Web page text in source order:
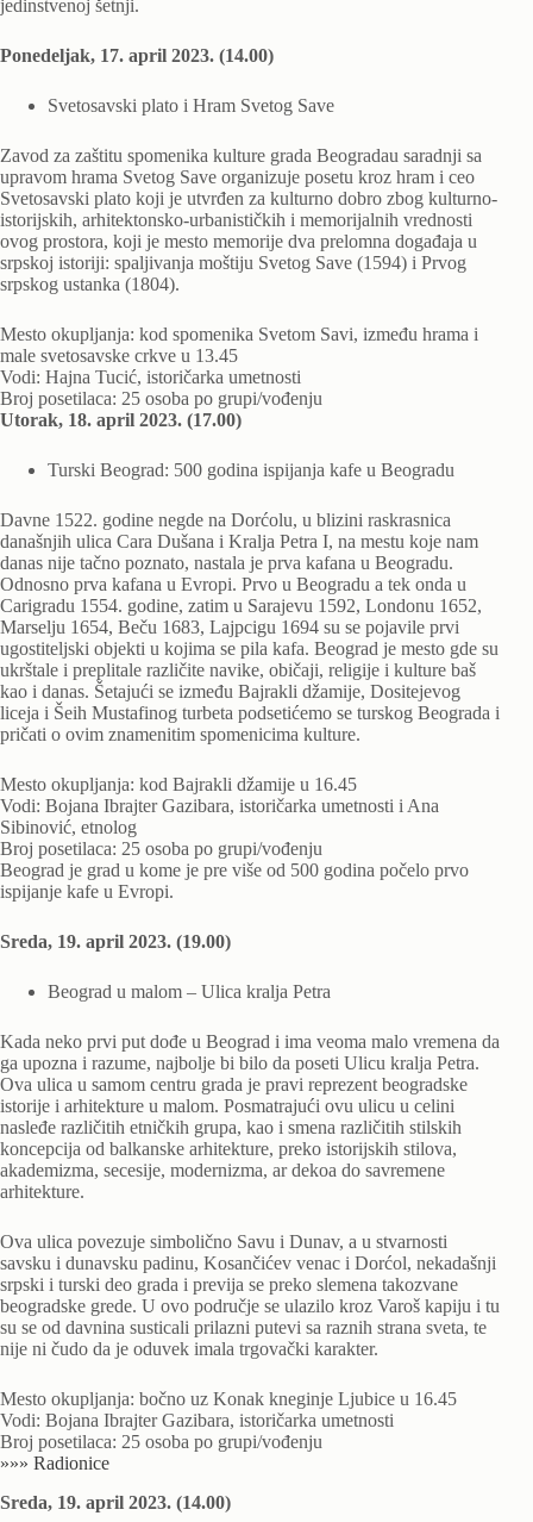
jedinstvenoj šetnji.
Ponedeljak, 17. april 2023. (14.00)
Svetosavski plato i Hram Svetog Save
Zavod za zaštitu spomenika kulture grada Beogradau saradnji sa
upravom hrama Svetog Save organizuje posetu kroz hram i ceo
Svetosavski plato koji je utvrđen za kulturno dobro zbog kulturno-
istorijskih, arhitektonsko-urbanističkih i memorijalnih vrednosti
ovog prostora, koji je mesto memorije dva prelomna događaja u
srpskoj istoriji: spaljivanja moštiju Svetog Save (1594) i Prvog
srpskog ustanka (1804).
Mesto okupljanja: kod spomenika Svetom Savi, između hrama i
male svetosavske crkve u 13.45
Vodi: Hajna Tucić, istoričarka umetnosti
Broj posetilaca: 25 osoba po grupi/vođenju
Utorak, 18. april 2023. (17.00)
Turski Beograd: 500 godina ispijanja kafe u Beogradu
Davne 1522. godine negde na Dorćolu, u blizini raskrasnica
današnjih ulica Cara Dušana i Kralja Petra I, na mestu koje nam
danas nije tačno poznato, nastala je prva kafana u Beogradu.
Odnosno prva kafana u Evropi. Prvo u Beogradu a tek onda u
Carigradu 1554. godine, zatim u Sarajevu 1592, Londonu 1652,
Marselju 1654, Beču 1683, Lajpcigu 1694 su se pojavile prvi
ugostiteljski objekti u kojima se pila kafa. Beograd je mesto gde su
ukrštale i preplitale različite navike, običaji, religije i kulture baš
kao i danas. Šetajući se između Bajrakli džamije, Dositejevog
liceja i Šeih Mustafinog turbeta podsetićemo se turskog Beograda i
pričati o ovim znamenitim spomenicima kulture.
Mesto okupljanja: kod Bajrakli džamije u 16.45
Vodi: Bojana Ibrajter Gazibara, istoričarka umetnosti i Ana
Sibinović, etnolog
Broj posetilaca: 25 osoba po grupi/vođenju
Beograd je grad u kome je pre više od 500 godina počelo prvo
ispijanje kafe u Evropi.
Sreda, 19. april 2023. (19.00)
Beograd u malom – Ulica kralja Petra
Kada neko prvi put dođe u Beograd i ima veoma malo vremena da
ga upozna i razume, najbolje bi bilo da poseti Ulicu kralja Petra.
Ova ulica u samom centru grada je pravi reprezent beogradske
istorije i arhitekture u malom. Posmatrajući ovu ulicu u celini
nasleđe različitih etničkih grupa, kao i smena različitih stilskih
koncepcija od balkanske arhitekture, preko istorijskih stilova,
akademizma, secesije, modernizma, ar dekoa do savremene
arhitekture.
Ova ulica povezuje simbolično Savu i Dunav, a u stvarnosti
savsku i dunavsku padinu, Kosančićev venac i Dorćol, nekadašnji
srpski i turski deo grada i previja se preko slemena takozvane
beogradske grede. U ovo područje se ulazilo kroz Varoš kapiju i tu
su se od davnina susticali prilazni putevi sa raznih strana sveta, te
nije ni čudo da je oduvek imala trgovački karakter.
Mesto okupljanja: bočno uz Konak kneginje Ljubice u 16.45
Vodi: Bojana Ibrajter Gazibara, istoričarka umetnosti
Broj posetilaca: 25 osoba po grupi/vođenju
»»» Radionice
Sreda, 19. april 2023. (14.00)